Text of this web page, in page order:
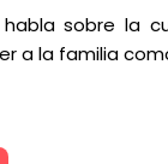
habla sobre la
a la familia